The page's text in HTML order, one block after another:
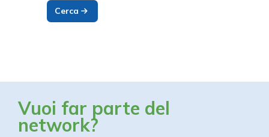
Cerca
Vuoi far parte del
network?